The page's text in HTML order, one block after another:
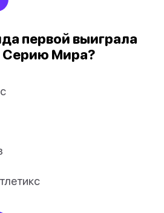
первой выиграла
Мира?